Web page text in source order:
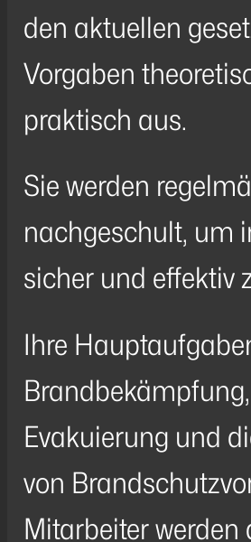
den aktuellen
Vorgaben
praktisch aus.
Sie werden
nachgeschult, um
sicher und effektiv
Ihre
Evakuierung und
von
Mitarbeiter werden